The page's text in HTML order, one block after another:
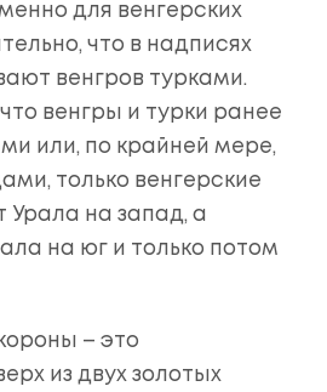
для венгерских
что в надписях
венгров турками.
венгры и турки ранее
или, по крайней мере,
только венгерские
Урала на запад, а
на юг и только потом
– это
из двух золотых